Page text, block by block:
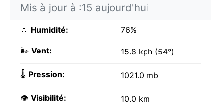
Mis à jour à :15 aujourd'hui
💧 Humidité: 76%
🌬️ Vent: 15.8 kph (54°)
🌡️ Pression: 1021.0 mb
👁️ Visibilité: 10.0 km